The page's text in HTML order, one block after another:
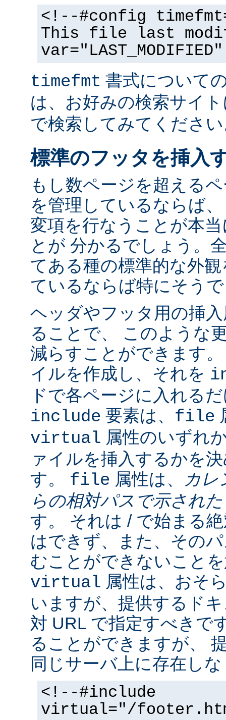
<!--#config
This file last
timefmt 書式について
は、お好みの検索サイ
で検索してみてくださ
標準のフッタを挿入
もし数ページを超える
を管理しているならば
変項を行なうことが本
とが 分かるでしょう。
てある種の標準的な外
ているならば特にそう
ヘッダやフッタ用の挿
ることで、 このような
減らすことができます
イルを作成し、それを
ドで各ページに入れる
include 要素は、 file
virtual 属性のいずれ
ァイルを挿入するかを
す。 file 属性は、
カ
らの相対パスで示され
す。 それは / で始まる
はできず、また、その
むことができないこと
virtual 属性は、おそ
いますが、提供するド
対 URL で指定すべきで
ることができますが、
同じサーバ上に存在し
<!--#include
virtual="/